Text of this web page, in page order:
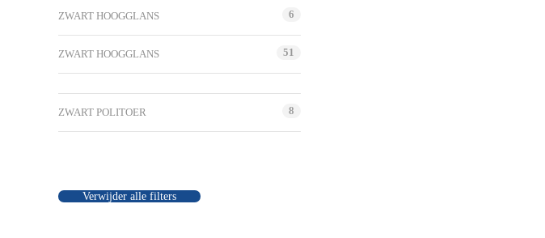
ZWART HOOGGLANS 6
ZWART HOOGGLANS 51
ZWART POLITOER 8
Verwijder alle filters